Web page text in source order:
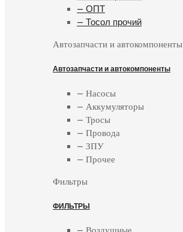
— ОПТ
— Тосол прочий
Автозапчасти и автокомпоненты
Автозапчасти и автокомпоненты
— Насосы
— Аккумуляторы
— Тросы
— Провода
— ЗПУ
— Прочее
Фильтры
ФИЛЬТРЫ